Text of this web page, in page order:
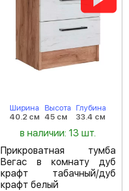
Ширина
40.2 см
Высота
45 см
Глубина
33.4 см
в наличии: 13 шт.
Прикроватная тумба
Вегас в комнату дуб
крафт табачный/дуб
крафт белый